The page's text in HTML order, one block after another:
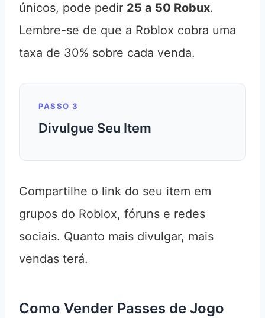
únicos, pode pedir 25 a 50 Robux.
Lembre-se de que a Roblox cobra uma
taxa de 30% sobre cada venda.
PASSO 3
Divulgue Seu Item
Compartilhe o link do seu item em
grupos do Roblox, fóruns e redes
sociais. Quanto mais divulgar, mais
vendas terá.
Como Vender Passes de Jogo